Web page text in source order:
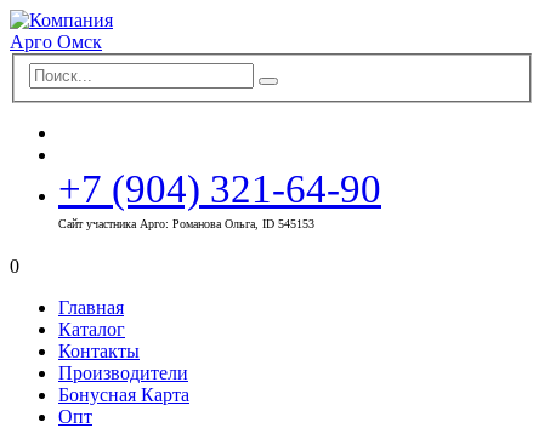
+7 (904) 321-64-90
Сайт участника Арго: Романова Ольга, ID 545153
0
Главная
Каталог
Контакты
Производители
Бонусная Карта
Опт